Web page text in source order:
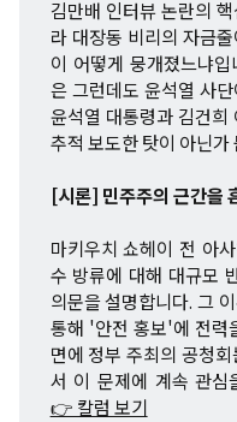
김만배 인터뷰 논란의
라 대장동 비리의 자금
이 어떻게 뭉개졌느냐
은 그런데도 윤석열 사
윤석열 대통령과 김건희
추적 보도한 탓이 아닌가
[시론] 민주주의 근간을
마키우치 쇼헤이 전 아
수 방류에 대해 대규모
의문을 설명합니다. 그
통해 '안전 홍보'에 전력
면에 정부 주최의 공청
서 이 문제에 계속 관심
👉 칼럼 보기